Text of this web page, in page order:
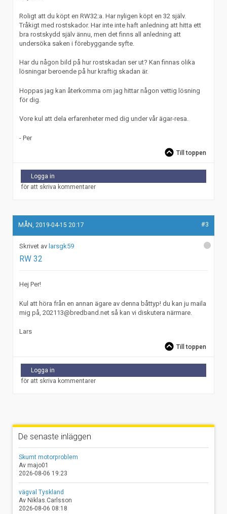
Roligt att du köpt en RW32:a. Har nyligen köpt en 32 själv.
Tråkigt med rostskador. Har inte inte haft anledning att hitta ett
bra rostskydd själv ännu, men det finns all anledning att
undersöka saken i förebyggande syfte.
Har du någon bild på hur rostskadan ser ut? Kan finnas olika
lösningar beroende på hur kraftig skadan är.
Hoppas jag kan återkomma om jag hittar någon vettig lösning
för dig.
Vore kul att dela erfarenheter med dig under vår ägar-resa.
- Per
Till toppen
Logga in
för att skriva kommentarer
MÅN, 2019-04-15 20:17 #3
larsgk59
RW 32
Hej Per!
Kul att höra från en annan ägare av denna båttyp! du kan ju maila
mig på, 202113@bredband.net så kan vi diskutera närmare.
Lars
Till toppen
Logga in
för att skriva kommentarer
De senaste inläggen
Skumt motorproblem
Av majo01
2026-08-06 19:23
vägval Tyskland
Av Niklas.Carlsson
2026-08-06 08:18